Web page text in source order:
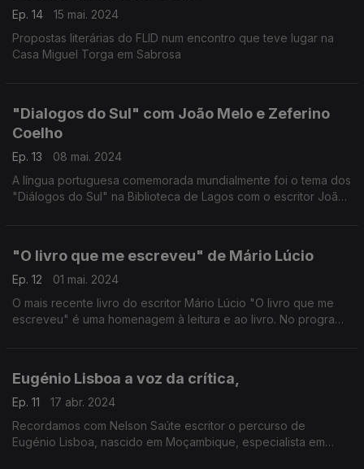
Ep. 14
15 mai. 2024
Propostas literárias do FLID num encontro que teve lugar na
Casa Miguel Torga em Sabrosa
"Dialogos do Sul" com João Melo e Zeferino
Coelho
Ep. 13
08 mai. 2024
A língua portuguesa comemorada mundialmente foi o tema dos
"Diálogos do Sul" na Biblioteca de Lagos com o escritor João
"O livro que me escreveu" de Mário Lúcio
Ep. 12
01 mai. 2024
O mais recente livro do escritor Mário Lúcio "O livro que me
escreveu" é uma homenagem à leitura e ao livro. No programa
Eugénio Lisboa a voz da crítica,
Ep. 11
17 abr. 2024
Recordamos com Nelson Saúte escritor o percurso de
Eugénio Lisboa, nascido em Moçambique, especialista em